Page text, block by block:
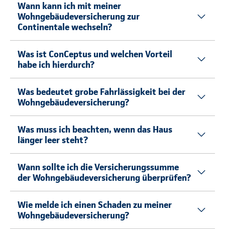
Wann kann ich mit meiner
Wohngebäudeversicherung zur
Continentale wechseln?
Was ist ConCeptus und welchen Vorteil
habe ich hierdurch?
Was bedeutet grobe Fahrlässigkeit bei der
Wohngebäudeversicherung?
Was muss ich beachten, wenn das Haus
länger leer steht?
Wann sollte ich die Versicherungssumme
der Wohngebäudeversicherung überprüfen?
Wie melde ich einen Schaden zu meiner
Wohngebäudeversicherung?